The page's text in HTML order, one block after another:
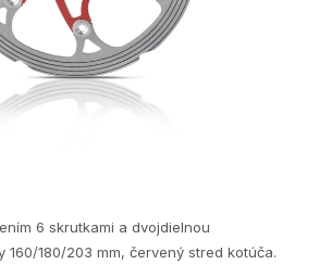
6 skrutkami a dvojdielnou
160/180/203 mm, červený stred kotúča.